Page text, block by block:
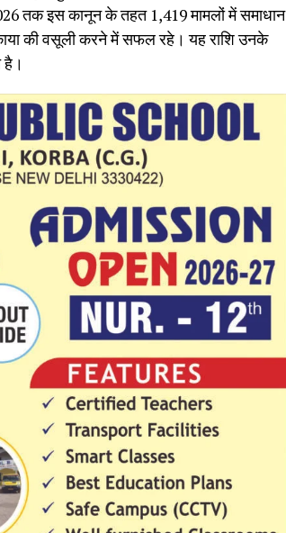
तक इस कानून के तहत 1,419 मामलों में समाधान
की वसूली करने में सफल रहे। यह राशि उनके
है।